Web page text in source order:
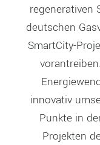
regenerativen
deutschen
SmartCity-
innovativ
Punkte in
Projekten